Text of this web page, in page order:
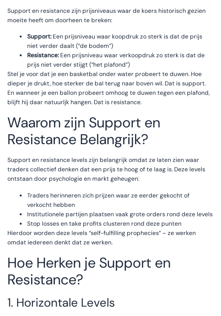
Support en resistance zijn prijsniveaus waar de koers historisch gezien
moeite heeft om doorheen te breken:
Support:Een prijsniveau waar koopdruk zo sterk is dat de prijs
niet verder daalt (“de bodem”)
Resistance:Een prijsniveau waar verkoopdruk zo sterk is dat de
prijs niet verder stijgt (“het plafond”)
Stel je voor dat je een basketbal onder water probeert te duwen. Hoe
dieper je drukt, hoe sterker de bal terug naar boven wil. Dat is support.
En wanneer je een ballon probeert omhoog te duwen tegen een plafond,
blijft hij daar natuurljk hangen. Dat is resistance.
Waarom zijn Support en
Resistance Belangrijk?
Support en resistance levels zijn belangrijk omdat ze laten zien waar
traders collectief denken dat een prijs te hoog of te laag is. Deze levels
ontstaan door psychologie en markt geheugen:
Traders herinneren zich prijzen waar ze eerder gekocht of
verkocht hebben
Institutionele partijen plaatsen vaak grote orders rond deze levels
Stop losses en take profits clusteren rond deze punten
Hierdoor worden deze levels “self-fulfilling prophecies” – ze werken
omdat iedereen denkt dat ze werken.
Hoe Herken je Support en
Resistance?
1. Horizontale Levels